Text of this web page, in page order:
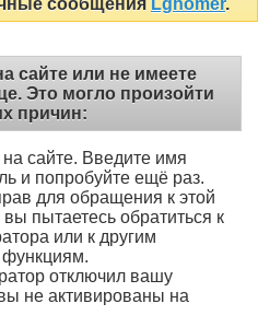
сайте или не имеете
Это могло произойти
причин:
сайте. Введите имя
и попробуйте ещё раз.
для обращения к этой
пытаетесь обратиться к
или к другим
отключил вашу
не активированы на